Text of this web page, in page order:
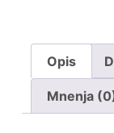
Opis
Mnenja